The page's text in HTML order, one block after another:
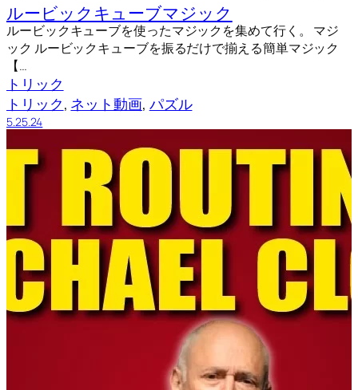
ルービックキューブマジック
ルービックキューブを使ったマジックを集めて行く。 マジ
ック ルービックキューブを振るだけで揃える簡単マジック
【…
トリック
トリック, ネット動画, パズル
5.25.24